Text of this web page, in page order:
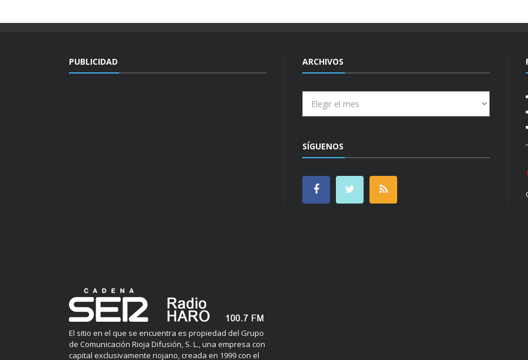
PUBLICIDAD
El sitio en el que se encuentra es propiedad del Grupo
de Comunicación Rioja Difusión, S. L., una empresa con
capital exclusivamente riojano, creada en 1999 con el
ARCHIVOS
SÍGUENOS